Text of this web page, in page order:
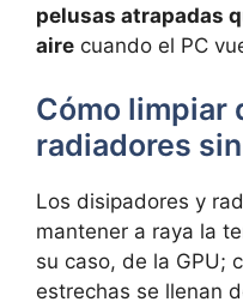
pelusas atrapadas
aire cuando el PC
Cómo limpiar
radiadores
Los disipadores y
mantener a raya la
su caso, de la GPU;
estrechas se llenan